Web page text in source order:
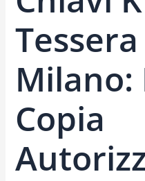
Milano:
Copia